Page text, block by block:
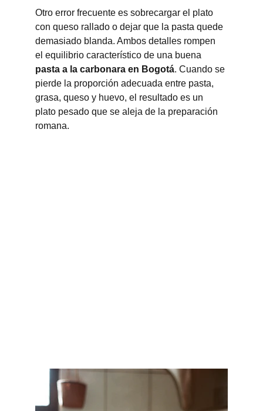
Otro error frecuente es sobrecargar el plato
con queso rallado o dejar que la pasta quede
demasiado blanda. Ambos detalles rompen
el equilibrio característico de una buena
pasta a la carbonara en Bogotá. Cuando se
pierde la proporción adecuada entre pasta,
grasa, queso y huevo, el resultado es un
plato pesado que se aleja de la preparación
romana.